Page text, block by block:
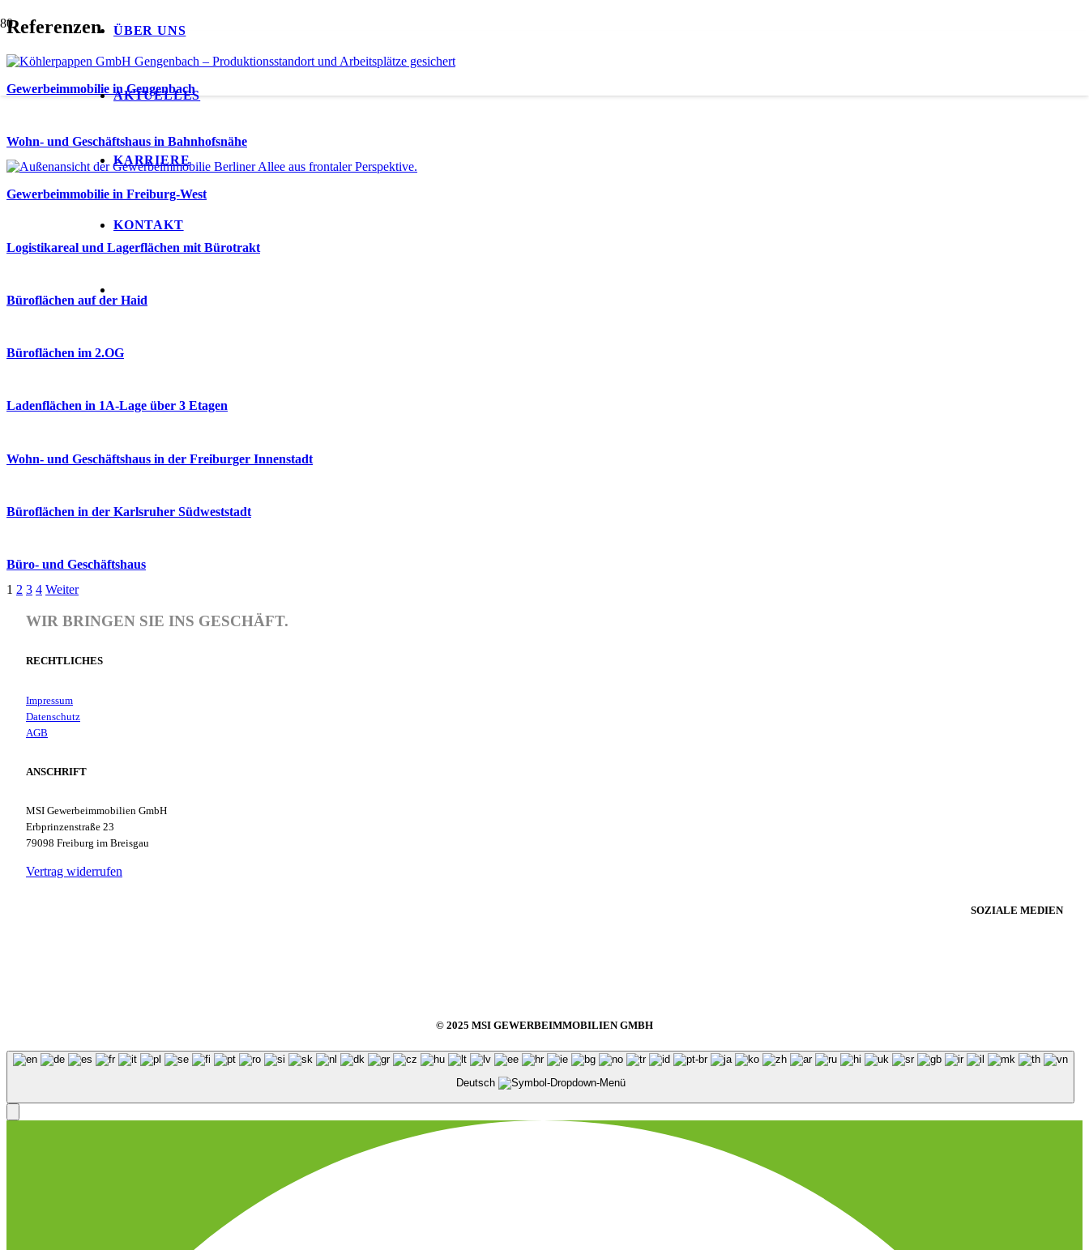
ÜBER UNS
AKTUELLES
KARRIERE
KONTAKT
Referenzen
Gewerbeimmobilie in Gengenbach
Wohn- und Geschäftshaus in Bahnhofsnähe
Gewerbeimmobilie in Freiburg-West
Logistikareal und Lagerflächen mit Bürotrakt
Büroflächen auf der Haid
Büroflächen im 2.OG
Ladenflächen in 1A-Lage über 3 Etagen
Wohn- und Geschäftshaus in der Freiburger Innenstadt
Büroflächen in der Karlsruher Südweststadt
Büro- und Geschäftshaus
1 2 3 4 Weiter
WIR BRINGEN SIE INS GESCHÄFT.
RECHTLICHES
Impressum
Datenschutz
AGB
ANSCHRIFT
MSI Gewerbeimmobilien GmbH
Erbprinzenstraße 23
79098 Freiburg im Breisgau
Vertrag widerrufen
SOZIALE MEDIEN
© 2025 MSI GEWERBEIMMOBILIEN GMBH
Deutsch